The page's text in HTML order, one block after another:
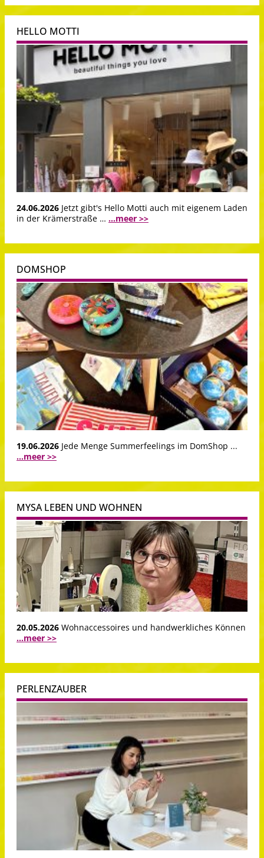
HELLO MOTTI
24.06.2026 Jetzt gibt's Hello Motti auch mit eigenem Laden
in der Krämerstraße … ...meer >>
DOMSHOP
19.06.2026 Jede Menge Summerfeelings im DomShop ...
...meer >>
MYSA LEBEN UND WOHNEN
20.05.2026 Wohnaccessoires und handwerkliches Können
...meer >>
PERLENZAUBER